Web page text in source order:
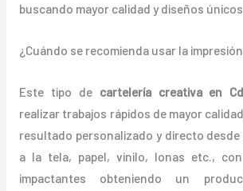
buscando mayor calidad y diseños
¿Cuándo se recomienda usar la
Este tipo de cartelería creativa en
realizar trabajos rápidos de mayor
resultado personalizado y directo
a la tela, papel, vinilo, lonas etc.,
impactantes obteniendo un